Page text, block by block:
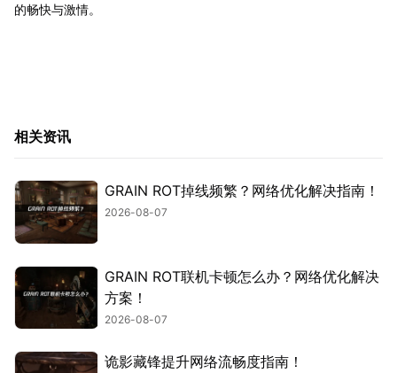
的畅快与激情。
相关资讯
GRAIN ROT掉线频繁？网络优化解决指南！
2026-08-07
GRAIN ROT联机卡顿怎么办？网络优化解决
方案！
2026-08-07
诡影藏锋提升网络流畅度指南！